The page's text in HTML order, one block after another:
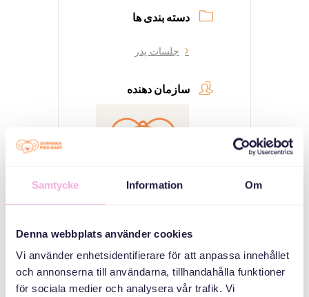
Samtycke Information Om
Denna webbplats använder cookies
Vi använder enhetsidentifierare för att anpassa innehållet
och annonserna till användarna, tillhandahålla funktioner
för sociala medier och analysera vår trafik. Vi
دسته بندی ها
جلسات پدر
سازمان دهنده
Svenska med baby
Email
bokningen@svenskamedbaby.se